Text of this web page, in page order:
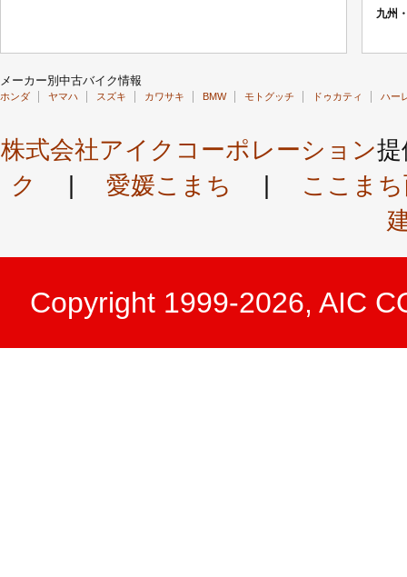
九州
メーカー別中古バイク情報
ホンダ ヤマハ スズキ カワサキ BMW モトグッチ ドゥカティ ハー
株式会社アイクコーポレーション
ク
愛媛こまち
ここま
Copyright 1999-2026, AIC